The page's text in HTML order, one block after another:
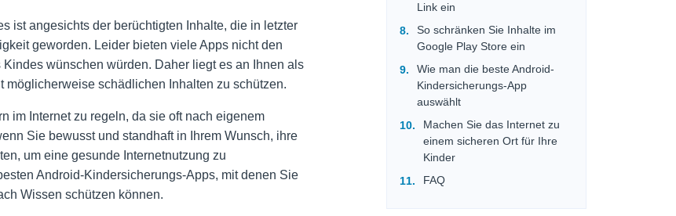
ist angesichts der berüchtigten Inhalte, die in letzter
geworden. Leider bieten viele Apps nicht den
wünschen würden. Daher liegt es an Ihnen als
möglicherweise schädlichen Inhalten zu schützen.
im Internet zu regeln, da sie oft nach eigenem
Sie bewusst und standhaft in Ihrem Wunsch, ihre
um eine gesunde Internetnutzung zu
Android-Kindersicherungs-Apps, mit denen Sie
Wissen schützen können.
Link ein
So schränken Sie Inhalte im
Google Play Store ein
Wie man die beste Android-
Kindersicherungs-App
auswählt
Machen Sie das Internet zu
einem sicheren Ort für Ihre
Kinder
FAQ